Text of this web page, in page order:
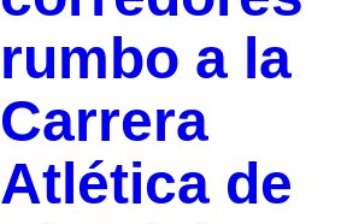
rumbo a la
Carrera
Atlética de